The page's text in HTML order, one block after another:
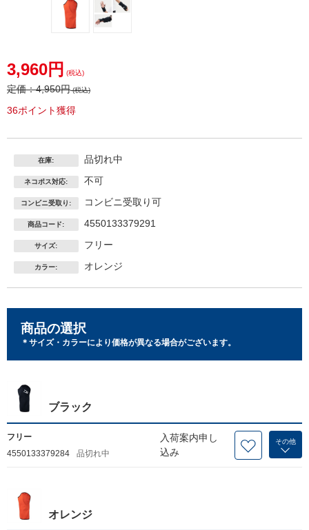
3,960円 (税込)
定価：4,950円(税込)
36ポイント獲得
在庫: 品切れ中
ネコポス対応: 不可
コンビニ受取り: コンビニ受取り可
商品コード: 4550133379291
サイズ: フリー
カラー: オレンジ
商品の選択
＊サイズ・カラーにより価格が異なる場合がございます。
ブラック
フリー
4550133379284
品切れ中
入荷案内申し
込み
その他
オレンジ